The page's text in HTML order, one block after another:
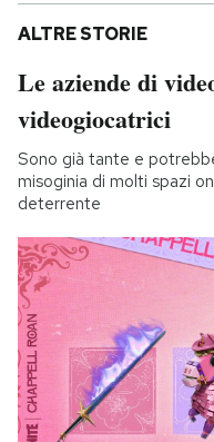
ALTRE STORIE
Le aziende di
videogiocatrici
Sono già tante e
misoginia di molti spazi
deterrente